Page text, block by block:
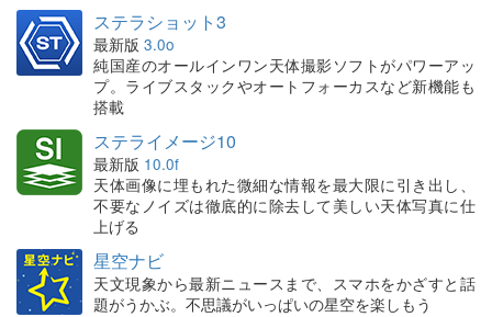
ステラショット3
最新版 3.0o
純国産のオールインワン天体撮影ソフトがパワーアッ
プ。ライブスタックやオートフォーカスなど新機能も
搭載
ステライメージ10
最新版 10.0f
天体画像に埋もれた微細な情報を最大限に引き出し、
不要なノイズは徹底的に除去して美しい天体写真に仕
上げる
星空ナビ
天文現象から最新ニュースまで、スマホをかざすと話
題がうかぶ。不思議がいっぱいの星空を楽しもう